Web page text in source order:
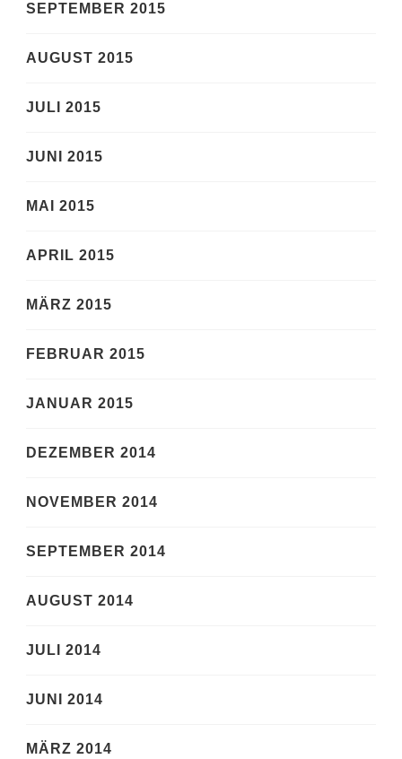
SEPTEMBER 2015
AUGUST 2015
JULI 2015
JUNI 2015
MAI 2015
APRIL 2015
MÄRZ 2015
FEBRUAR 2015
JANUAR 2015
DEZEMBER 2014
NOVEMBER 2014
SEPTEMBER 2014
AUGUST 2014
JULI 2014
JUNI 2014
MÄRZ 2014